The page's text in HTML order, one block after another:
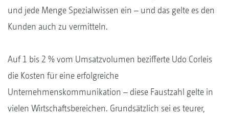
und jede Menge Spezialwissen ein – und das gelte es den
Kunden auch zu vermitteln.
Auf 1 bis 2 % vom Umsatzvolumen bezifferte Udo Corleis
die Kosten für eine erfolgreiche
Unternehmenskommunikation – diese Faustzahl gelte in
vielen Wirtschaftsbereichen. Grundsätzlich sei es teurer,